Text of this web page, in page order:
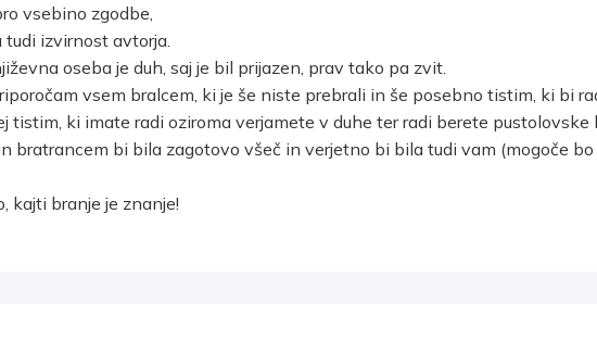
vsebino zgodbe,
izvirnost avtorja.
oseba je duh, saj je bil prijazen, prav tako pa zvit.
vsem bralcem, ki je še niste prebrali in še posebno tistim, ki bi
tistim, ki imate radi oziroma verjamete v duhe ter radi berete pustolovske
bratrancem bi bila zagotovo všeč in verjetno bi bila tudi vam (mogoče
kajti branje je znanje!